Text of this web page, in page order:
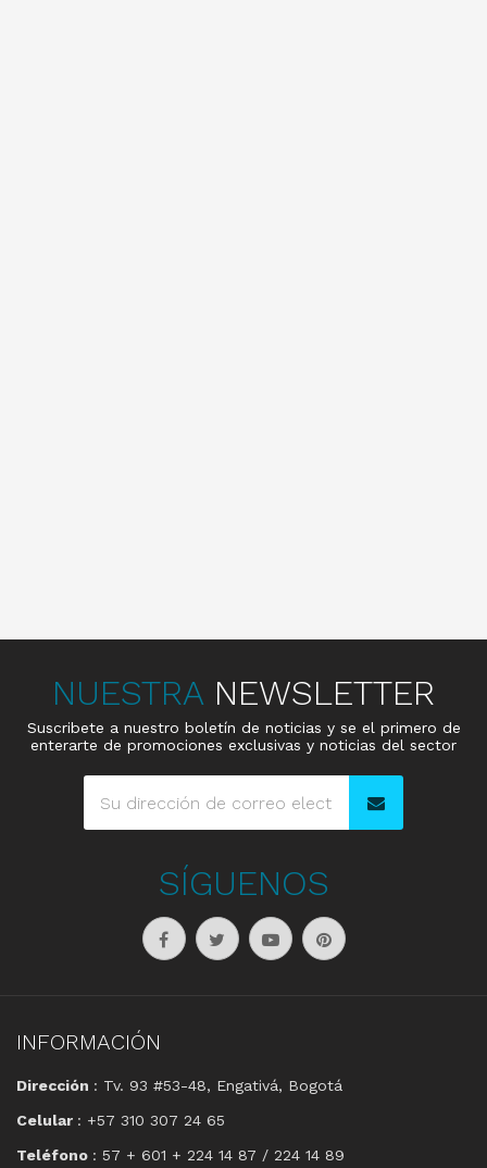
NUESTRA NEWSLETTER
Suscribete a nuestro boletín de noticias y se el primero de
enterarte de promociones exclusivas y noticias del sector
SÍGUENOS
INFORMACIÓN
Dirección : Tv. 93 #53-48, Engativá, Bogotá
Celular : +57 310 307 24 65
Teléfono : 57 + 601 + 224 14 87 / 224 14 89